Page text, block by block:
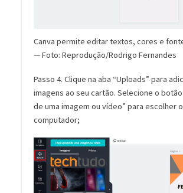
Canva permite editar textos, cores e
— Foto: Reprodução/Rodrigo Fernandes
Passo 4. Clique na aba “Uploads” para
imagens ao seu cartão. Selecione o botão
de uma imagem ou vídeo” para escolher
computador;